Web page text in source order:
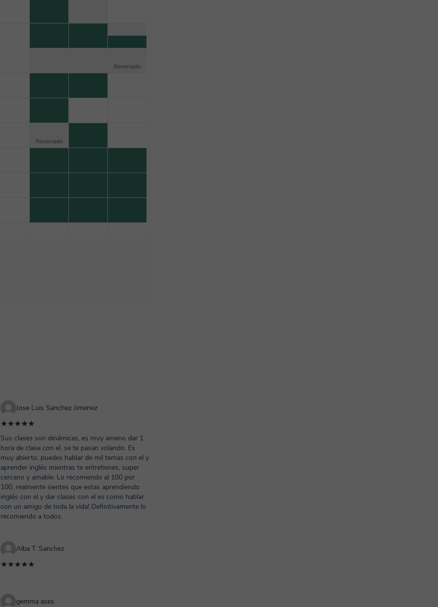
Reservado
Reservado
Jose Luis Sanchez Jimenez
★★★★★
Sus clases son dinámicas, es muy ameno dar 1
hora de clase con el, se te pasan volando. Es
muy abierto, puedes hablar de mil temas con el y
aprender inglés mientras te entretienes, super
cercano y amable. Lo recomiendo al 100 por
100, realmente sientes que estas aprendiendo
inglés con el y dar clases con el es como hablar
con un amigo de toda la vida! Definitivamente lo
recomiendo a todos.
Alba T. Sanchez
★★★★★
gemma ases